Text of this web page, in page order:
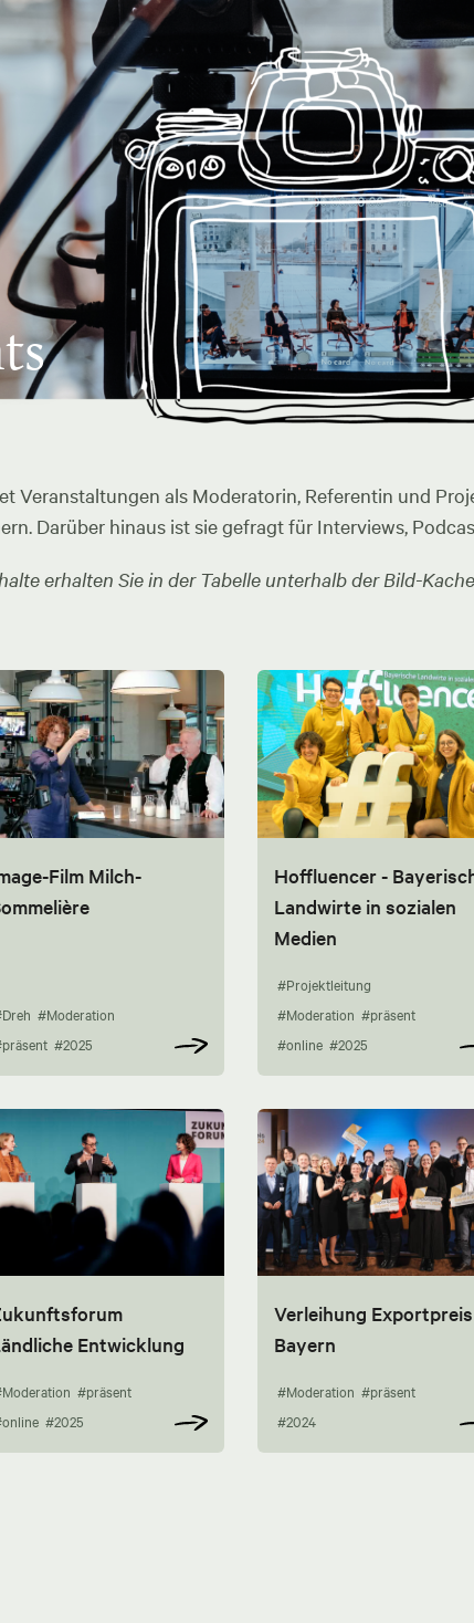
Veranstaltungen als Moderatorin, Referentin und
Darüber hinaus ist sie gefragt für Interviews,
erhalten Sie in der Tabelle unterhalb der Bild-
Film Milch-
#Moderation
#2025
Hoffluencer -
Landwirte in sozialen
Medien
#Projektleitung
#Moderation #präsent
#online #2025
Entwicklung
#präsent
#2025
Verleihung Exportpreis
Bayern
#Moderation #präsent
#2024